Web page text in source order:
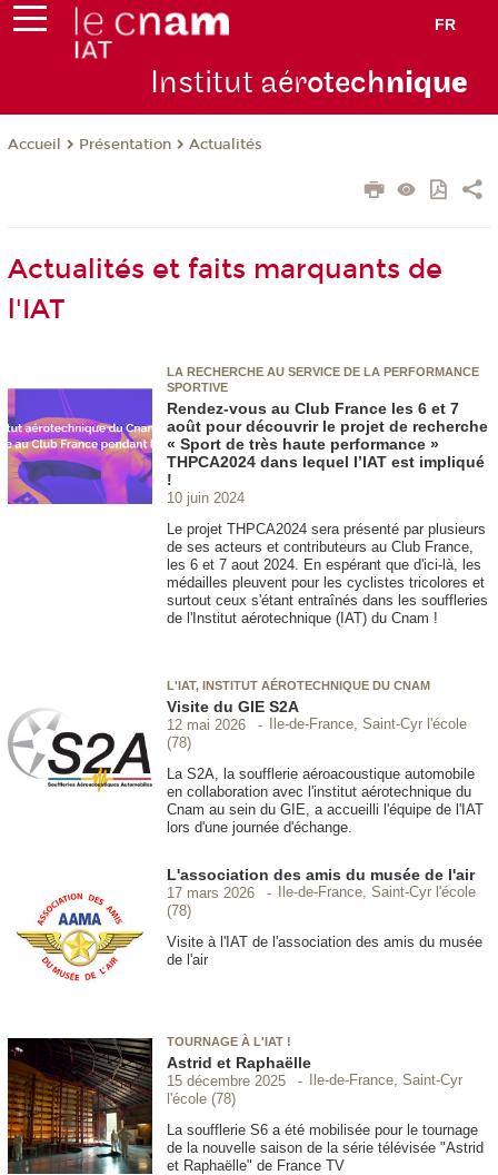
FR
Institut aérotechnique
Accueil Présentation Actualités
Actualités et faits marquants de
l'IAT
LA RECHERCHE AU SERVICE DE LA PERFORMANCE
SPORTIVE
Rendez-vous au Club France les 6 et 7
août pour découvrir le projet de recherche
« Sport de très haute performance »
THPCA2024 dans lequel l’IAT est impliqué
!
10 juin 2024
Le projet THPCA2024 sera présenté par plusieurs
de ses acteurs et contributeurs au Club France,
les 6 et 7 aout 2024. En espérant que d'ici-là, les
médailles pleuvent pour les cyclistes tricolores et
surtout ceux s'étant entraînés dans les souffleries
de l'Institut aérotechnique (IAT) du Cnam !
L'IAT, INSTITUT AÉROTECHNIQUE DU CNAM
Visite du GIE S2A
12 mai 2026
Ile-de-France, Saint-Cyr l'école
(78)
La S2A, la soufflerie aéroacoustique automobile
en collaboration avec l'institut aérotechnique du
Cnam au sein du GIE, a accueilli l'équipe de l'IAT
lors d'une journée d'échange.
L'association des amis du musée de l'air
17 mars 2026
Ile-de-France, Saint-Cyr l'école
(78)
Visite à l'IAT de l'association des amis du musée
de l'air
TOURNAGE À L'IAT !
Astrid et Raphaëlle
15 décembre 2025
Ile-de-France, Saint-Cyr
l'école (78)
La soufflerie S6 a été mobilisée pour le tournage
de la nouvelle saison de la série télévisée "Astrid
et Raphaëlle" de France TV